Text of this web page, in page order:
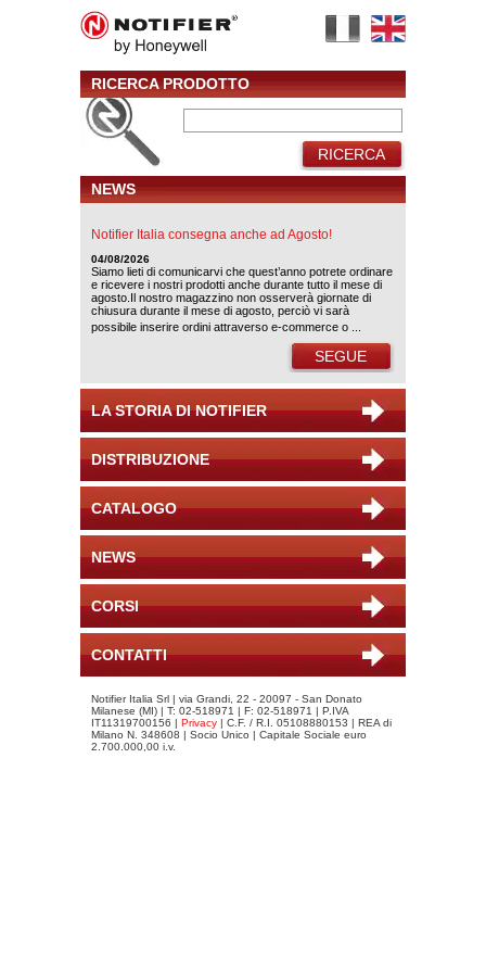
RICERCA PRODOTTO
RICERCA
NEWS
Notifier Italia consegna anche ad Agosto!
04/08/2026
Siamo lieti di comunicarvi che quest’anno potrete ordinare
e ricevere i nostri prodotti anche durante tutto il mese di
agosto.Il nostro magazzino non osserverà giornate di
chiusura durante il mese di agosto, perciò vi sarà
possibile inserire ordini attraverso e-commerce o ...
SEGUE
LA STORIA DI NOTIFIER
DISTRIBUZIONE
CATALOGO
NEWS
CORSI
CONTATTI
Notifier Italia Srl | via Grandi, 22 - 20097 - San Donato
Milanese (MI) | T: 02-518971 | F: 02-518971 | P.IVA
IT11319700156 | Privacy | C.F. / R.I. 05108880153 | REA di
Milano N. 348608 | Socio Unico | Capitale Sociale euro
2.700.000,00 i.v.